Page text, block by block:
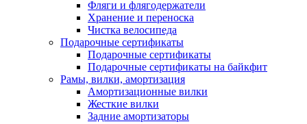
Фляги и флягодержатели
Хранение и переноска
Чистка велосипеда
Подарочные сертификаты
Подарочные сертификаты
Подарочные сертификаты на байкфит
Рамы, вилки, амортизация
Амортизационные вилки
Жесткие вилки
Задние амортизаторы